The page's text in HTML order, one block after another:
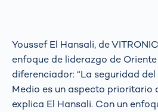
Youssef El Hansali, de
enfoque de liderazgo de
diferenciador: “La seguridad
Medio es un aspecto prioritario
explica El Hansali. Con un